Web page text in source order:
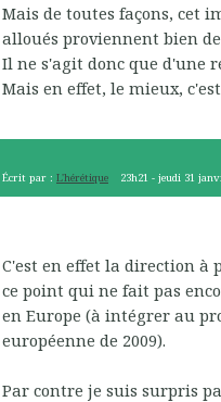
Mais de toutes façons, cet
alloués proviennent bien
Il ne s'agit donc que d'une
Mais en effet, le mieux,
Écrit par : L'hérétique 23h21 -jeudi 31
C'est en effet la direction à
ce point qui ne fait pas
en Europe (à intégrer au
européenne de 2009).
Par contre je suis surpris